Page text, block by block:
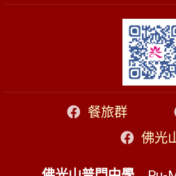
餐旅群
佛光